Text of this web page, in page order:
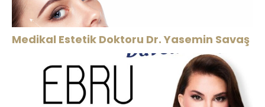
Medikal Estetik Doktoru Dr. Yasemin Savaş